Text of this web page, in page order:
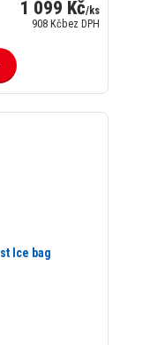
1 099 Kč/ks
908 Kčbez DPH